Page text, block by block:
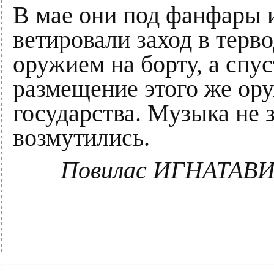
В мае они под фанфары
ветировали заход в
оружием на борту, а
размещение этого же
государства. Музыка не
возмутились.
Повилас